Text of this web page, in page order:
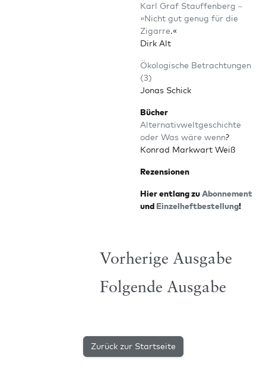
Karl Graf Stauf­fen­berg –
»Nicht gut genug für die
Zigar­re.«
Dirk Alt
Öko­lo­gi­sche Betrach­tun­gen
(3)
Jonas Schick
Bücher
Alter­na­tiv­welt­ge­schich­te
oder Was wäre wenn?
Kon­rad Mark­wart Weiß
Rezen­sio­nen
Hier ent­lang zuAbon­ne­ment
und Ein­zel­heft­be­stel­lung!
Vorherige Ausgabe
Folgende Ausgabe
Zurück zur Startseite